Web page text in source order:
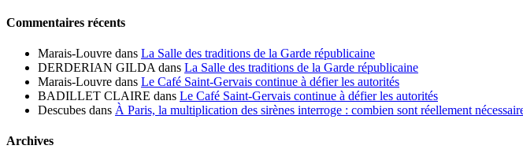
Commentaires récents
Marais-Louvre dans La Salle des traditions de la Garde républicaine
DERDERIAN GILDA dans La Salle des traditions de la Garde républicaine
Marais-Louvre dans Le Café Saint-Gervais continue à défier les autorités
BADILLET CLAIRE dans Le Café Saint-Gervais continue à défier les autorités
Descubes dans À Paris, la multiplication des sirènes interroge : combien sont réellement
Archives